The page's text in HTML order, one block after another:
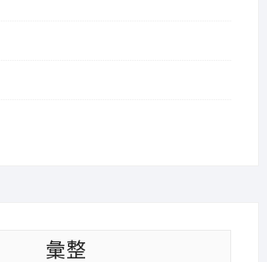
彙整